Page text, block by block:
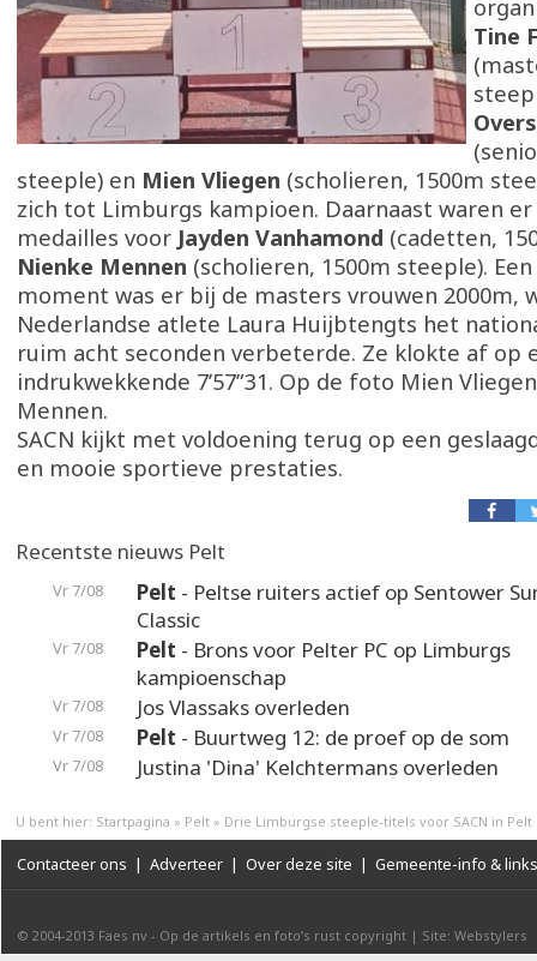
Tine
steeple) en Mien Vliegen (scholieren, 1500m
zich tot Limburgs kampioen. Daarnaast waren
medailles voor Jayden Vanhamond (cadetten,
Nienke Mennen (scholieren, 1500m steeple).
moment was er bij de masters vrouwen 2000m,
Nederlandse atlete Laura Huijbtengts het
ruim acht seconden verbeterde. Ze klokte af op
indrukwekkende 7’57”31. Op de foto Mien
Mennen.
SACN kijkt met voldoening terug op een
en mooie sportieve prestaties.
Recentste nieuws Pelt
Vr 7/08 Pelt - Peltse ruiters actief op Sentower
Classic
Vr 7/08 Pelt - Brons voor Pelter PC op Limburgs
kampioenschap
Vr 7/08 Jos Vlassaks overleden
Vr 7/08 Pelt - Buurtweg 12: de proef op de som
Vr 7/08 Justina 'Dina' Kelchtermans overleden
U bent hier: Startpagina » Pelt » Drie Limburgse steeple-titels voor SACN in Pelt
Contacteer ons | Adverteer | Over deze site | Gemeente-info & links
© 2004-2013 Faes nv - Op de artikels en foto’s rust copyright | Site: Webstylers